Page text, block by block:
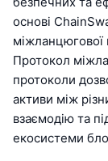
основі
міжланцюгової
Протокол
протоколи
активи між
взаємодію та
екосистеми